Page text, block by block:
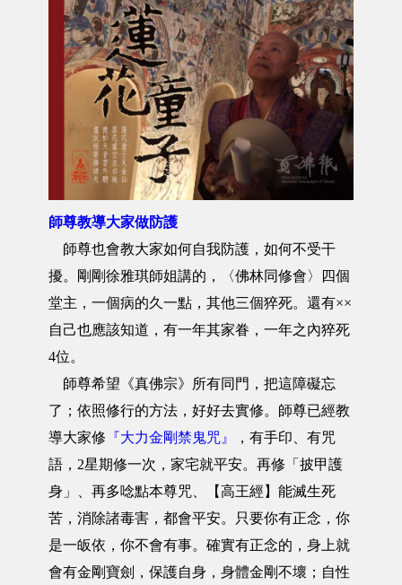
師尊教導大家做防護
師尊也會教大家如何自我防護，如何不受干
擾。剛剛徐雅琪師姐講的，〈佛林同修會〉四個
堂主，一個病的久一點，其他三個猝死。還有××
自己也應該知道，有一年其家眷，一年之內猝死
4位。
師尊希望《真佛宗》所有同門，把這障礙忘
了；依照修行的方法，好好去實修。師尊已經教
導大家修 『大力金剛禁鬼咒』
，有手印、有咒
語，2星期修一次，家宅就平安。再修「披甲護
身」、再多唸點本尊咒、【高王經】能滅生死
苦，消除諸毒害，都會平安。只要你有正念，你
是一皈依，你不會有事。確實有正念的，身上就
會有金剛寶劍，保護自身，身體金剛不壞；自性